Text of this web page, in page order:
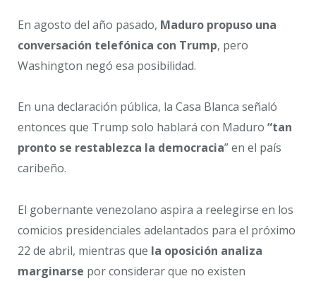
En agosto del año pasado, Maduro propuso una
conversación telefónica con Trump, pero
Washington negó esa posibilidad.
En una declaración pública, la Casa Blanca señaló
entonces que Trump solo hablará con Maduro “tan
pronto se restablezca la democracia” en el país
caribeño.
El gobernante venezolano aspira a reelegirse en los
comicios presidenciales adelantados para el próximo
22 de abril, mientras que la oposición analiza
marginarse por considerar que no existen